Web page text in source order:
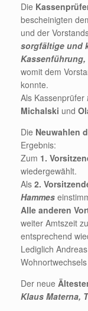
Die
bescheinigten
und der
sorgfältige und
Kassenführung,
womit dem
konnte.
Als Kassenprüfer
Michalski und
Die Neuwahlen
Ergebnis:
Zum 1.
wiedergewählt.
Als 2.
Hammes
Alle anderen
weiter Amtszeit
entsprechend
Lediglich
Der neue
Klaus Materna,